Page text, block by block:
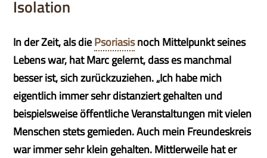
Isolation
In der Zeit, als diePsoriasisnoch Mittelpunkt seines
Lebens war, hat Marc gelernt, dass es manchmal
besser ist, sich zurückzuziehen. „Ich habe mich
eigentlich immer sehr distanziert gehalten und
beispielsweise öffentliche Veranstaltungen mit vielen
Menschen stets gemieden. Auch mein Freundeskreis
war immer sehr klein gehalten. Mittlerweile hat er